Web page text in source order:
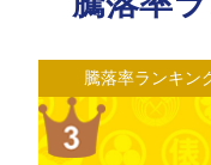
騰落率ランキン